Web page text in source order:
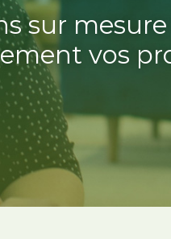
sur
vos